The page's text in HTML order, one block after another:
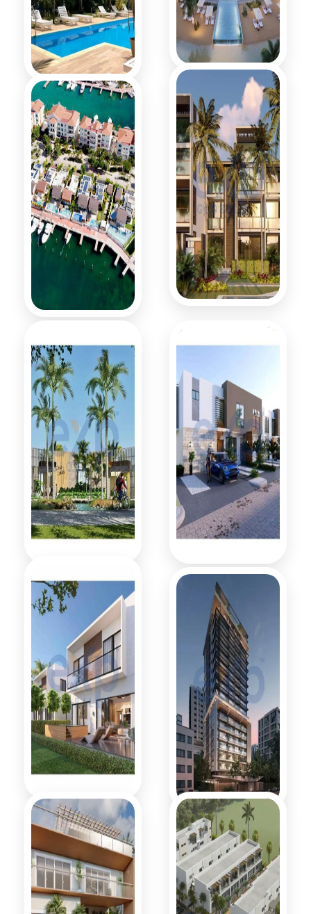
Bayahibe
Bávaro, Punta
Cana
La marina,
Cap Cana
Cocotal Golf
& Country
club
Lujosas Villas
en Punta Cana
Townhouses
de 2 niveles
Villas de 2
niveles
La Esperilla